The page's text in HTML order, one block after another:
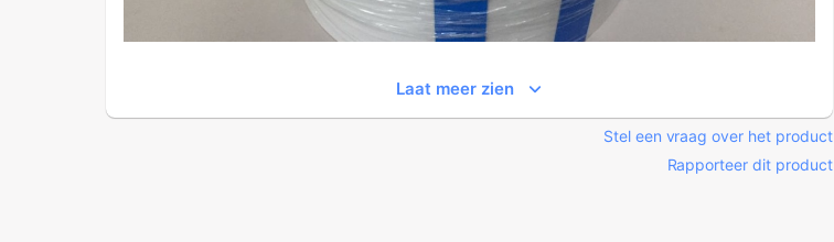
Laat meer zien
Stel een vraag over het product
Rapporteer dit product